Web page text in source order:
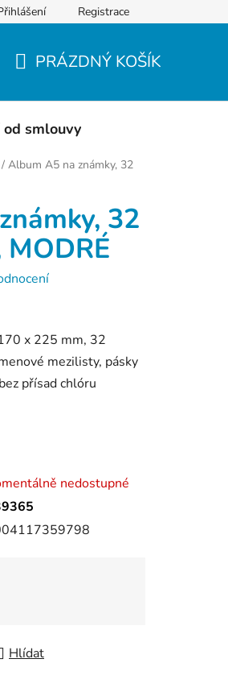
obchoduRegistrace
KOŠÍK
PRÁZDNÝ KOŠÍK
smlouvy
/ Album A5 na známky, 32
32
x 225 mm, 32
mezilisty, pásky
přísad chlóru
nedostupné
Hlídat